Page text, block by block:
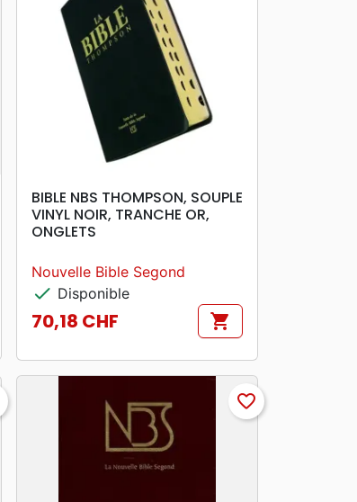
searchAPERÇU RAPIDE
BIBLE NBS THOMPSON, SOUPLE
VINYL NOIR, TRANCHE OR,
ONGLETS
Nouvelle Bible Segond
check Disponible
Prix
70,18 CHF shopping_cart
favorite_border